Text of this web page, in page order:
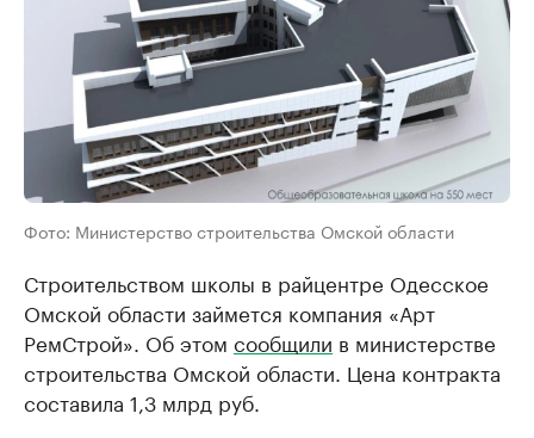
Фото: Министерство строительства Омской области
Строительством школы в райцентре Одесское
Омской области займется компания «Арт
РемСтрой». Об этом сообщили в министерстве
строительства Омской области. Цена контракта
составила 1,3 млрд руб.